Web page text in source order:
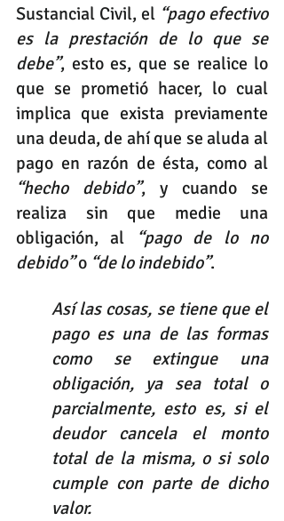
Sustancial Civil, el “pago efectivo
es la prestación de lo que se
debe”, esto es, que se realice lo
que se prometió hacer, lo cual
implica que exista previamente
una deuda, de ahí que se aluda al
“hecho debido”, y cuando se
realiza sin que medie una
obligación, al
“pago de lo no
debido” o “de lo indebido”.
Así las cosas, se tiene que el
pago es una de las formas
como se extingue una
obligación, ya sea total o
parcialmente, esto es, si el
deudor cancela el monto
total de la misma, o si solo
cumple con parte de dicho
valor.